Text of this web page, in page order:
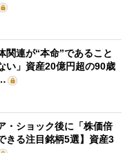
関連が“本命”であること
い」資産20億円超の90歳
・ショック後に「株価倍
きる注目銘柄5選】資産3